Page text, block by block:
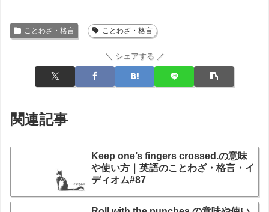
ことわざ・格言 ことわざ・格言
＼ シェアする ／
関連記事
Keep one’s fingers crossed.の意味
や使い方｜英語のことわざ・格言・イ
ディオム#87